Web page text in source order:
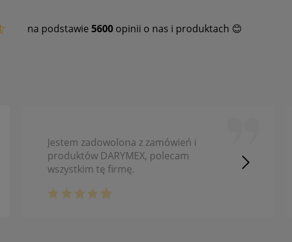
na podstawie 5600 opinii o nas i produktach 😊
Jestem zadowolona z zamówień i
produktów DARYMEX, polecam
wszystkim tę firmę.